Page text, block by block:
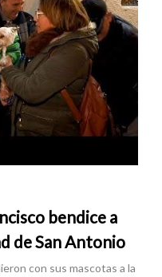
bendice a
de San Antonio
con sus mascotas a la